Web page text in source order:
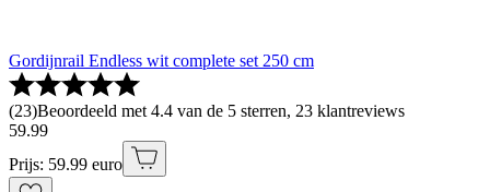
Gordijnrail Endless wit complete set 250 cm
(23)Beoordeeld met 4.4 van de 5 sterren, 23 klantreviews
59.99
Prijs: 59.99 euro